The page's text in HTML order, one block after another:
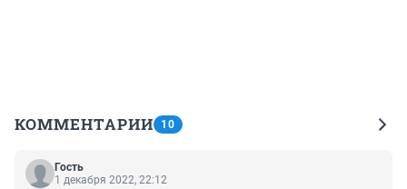
КОММЕНТАРИИ 10
Гость
1 декабря 2022, 22:12